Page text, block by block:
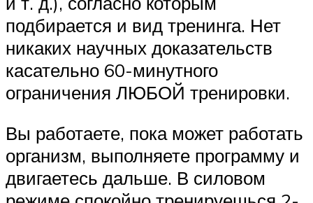
подбирается и вид тренинга. Нет
никаких научных доказательств
касательно 60-минутного
ограничения ЛЮБОЙ тренировки.
Вы работаете, пока может работать
организм, выполняете программу и
двигаетесь дальше. В силовом